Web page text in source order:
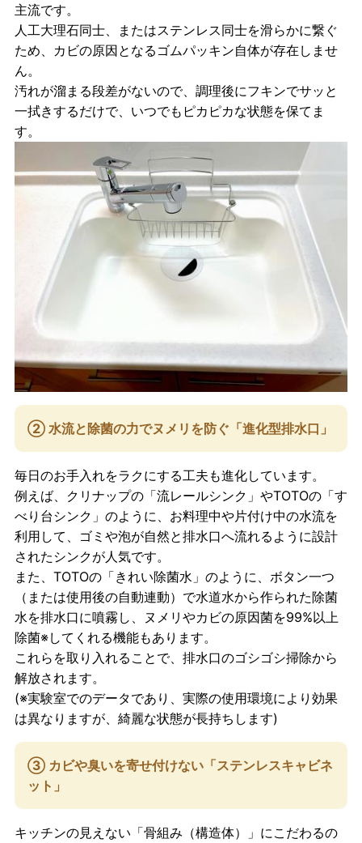
主流です。
人工大理石同士、またはステンレス同士を滑らかに繋ぐ
ため、カビの原因となるゴムパッキン自体が存在しませ
ん。
汚れが溜まる段差がないので、調理後にフキンでサッと
一拭きするだけで、いつでもピカピカな状態を保てま
す。
② 水流と除菌の力でヌメリを防ぐ「進化型排水口」
毎日のお手入れをラクにする工夫も進化しています。
例えば、クリナップの「流レールシンク」やTOTOの「す
べり台シンク」のように、お料理中や片付け中の水流を
利用して、ゴミや泡が自然と排水口へ流れるように設計
されたシンクが人気です。
また、TOTOの「きれい除菌水」のように、ボタン一つ
（または使用後の自動連動）で水道水から作られた除菌
水を排水口に噴霧し、ヌメリやカビの原因菌を99%以上
除菌※してくれる機能もあります。
これらを取り入れることで、排水口のゴシゴシ掃除から
解放されます。
(※実験室でのデータであり、実際の使用環境により効果
は異なりますが、綺麗な状態が長持ちします)
③ カビや臭いを寄せ付けない「ステンレスキャビネ
ット」
キッチンの見えない「骨組み（構造体）」にこだわるの